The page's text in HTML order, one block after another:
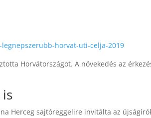
horvat-uti-celja-2019
Horvátországot. A növekedés az
Herceg sajtóreggelire invitálta az